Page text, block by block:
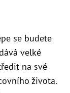
se budete
velké
na své
života.